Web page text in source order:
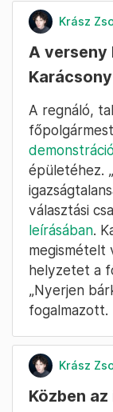
Krász
A
Karácsony
A regnáló,
épületéhez.
választási
leírásában.
megismételt
helyzetet a
„Nyerjen
fogalmazott.
Krász
Közben